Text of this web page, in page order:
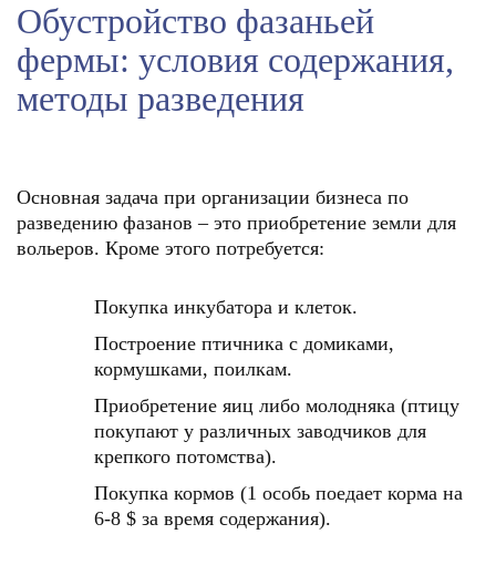
Обустройство фазаньей
фермы: условия содержания,
методы разведения
Основная задача при организации бизнеса по
разведению фазанов – это приобретение земли для
вольеров. Кроме этого потребуется:
Покупка инкубатора и клеток.
Построение птичника с домиками,
кормушками, поилкам.
Приобретение яиц либо молодняка (птицу
покупают у различных заводчиков для
крепкого потомства).
Покупка кормов (1 особь поедает корма на
6-8 $ за время содержания).